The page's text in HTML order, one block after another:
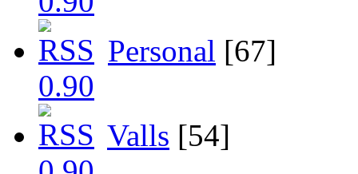
Personal [67]
Valls [54]